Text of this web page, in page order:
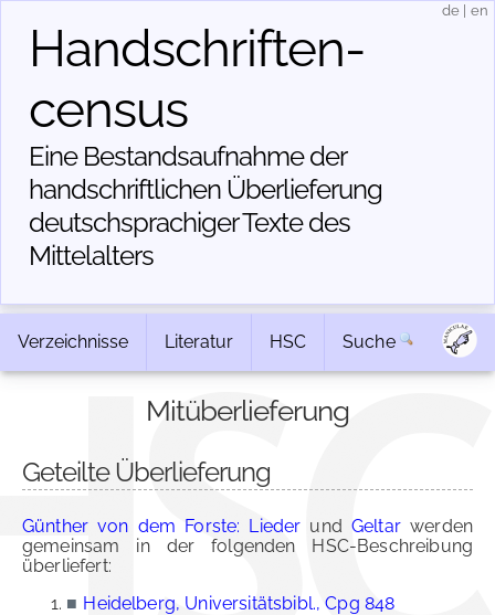
Handschriften­
census
Eine Bestandsaufnahme der
handschriftlichen Über­lieferung
deutschsprachiger Texte des
Mittelalters
de en
Verzeichnisse Literatur HSC Suche
Mitüberlieferung
Geteilte Überlieferung
Günther von dem Forste: Lieder und Geltarwerden
gemeinsam in der folgenden HSC-Beschreibung
überliefert:
■ Heidelberg, Universitätsbibl., Cpg 848